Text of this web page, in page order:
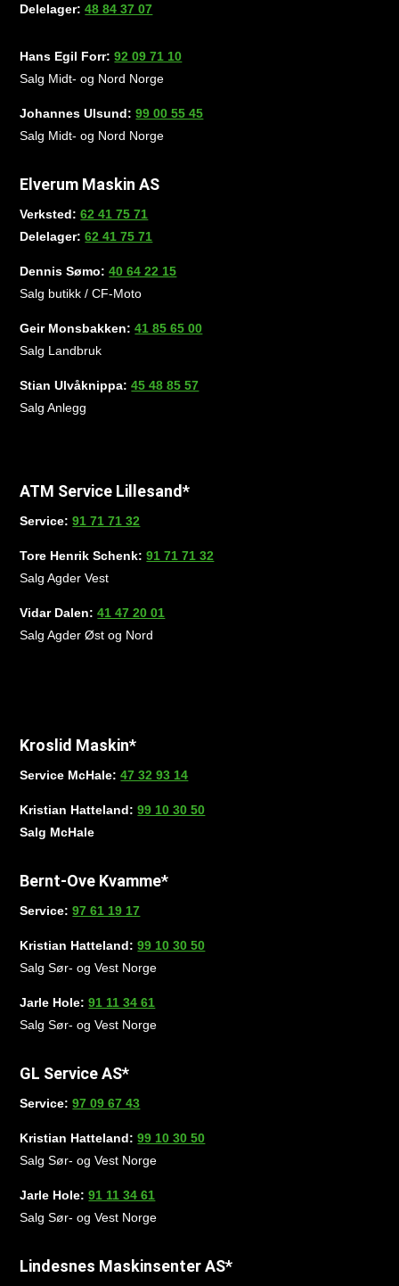
Delelager:48 84 37 07
Hans Egil Forr:92 09 71 10
Salg Midt- og Nord Norge
Johannes Ulsund:99 00 55 45
Salg Midt- og Nord Norge
Elverum Maskin AS
Verksted:62 41 75 71
Delelager:62 41 75 71
Dennis Sømo:40 64 22 15
Salg butikk / CF-Moto
Geir Monsbakken:41 85 65 00
Salg Landbruk
Stian Ulvåknippa:45 48 85 57
Salg Anlegg
ATM Service Lillesand*
Service:91 71 71 32
Tore Henrik Schenk:91 71 71 32
Salg Agder Vest
Vidar Dalen:41 47 20 01
Salg Agder Øst og Nord
Kroslid Maskin*
Service McHale:47 32 93 14
Kristian Hatteland:99 10 30 50
Salg McHale
Bernt-Ove Kvamme*
Service:97 61 19 17
Kristian Hatteland:99 10 30 50
Salg Sør- og Vest Norge
Jarle Hole:91 11 34 61
Salg Sør- og Vest Norge
GL Service AS*
Service:97 09 67 43
Kristian Hatteland:99 10 30 50
Salg Sør- og Vest Norge
Jarle Hole:91 11 34 61
Salg Sør- og Vest Norge
Lindesnes Maskinsenter AS*